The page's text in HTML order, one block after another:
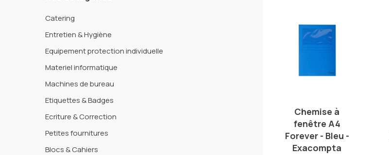
Catering
Entretien & Hygiène
Equipement protection individuelle
Materiel informatique
Machines de bureau
Etiquettes & Badges
Ecriture & Correction
Petites fournitures
Blocs & Cahiers
Chemise à
fenêtre A4
Forever - Bleu -
Exacompta